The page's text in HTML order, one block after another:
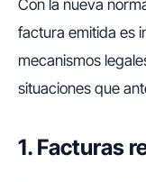
Con la nueva
factura emitida es
mecanismos
situaciones que
1. Facturas